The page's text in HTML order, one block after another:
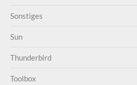
Sonstiges
Sun
Thunderbird
Toolbox